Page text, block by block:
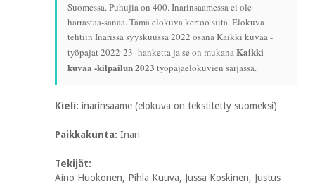
Suomessa. Puhujia on 400. Inarinsaamessa ei ole
harrastaa-sanaa. Tämä elokuva kertoo siitä. Elokuva
tehtiin Inarissa syyskuussa 2022 osana Kaikki kuvaa -
työpajat 2022-23 -hanketta ja se on mukanaKaikki
kuvaa -kilpailun 2023 työpajaelokuvien sarjassa.
Kieli: inarinsaame (elokuva on tekstitetty suomeksi)
Paikkakunta: Inari
Tekijät:
Aino Huokonen, Pihla Kuuva, Jussa Koskinen, Justus